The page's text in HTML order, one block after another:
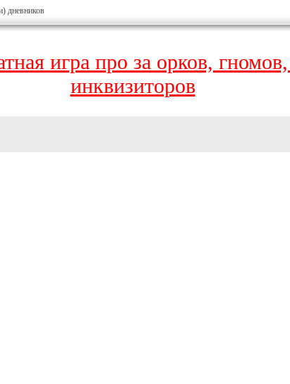
дневников
игра про за орков,
инквизиторов